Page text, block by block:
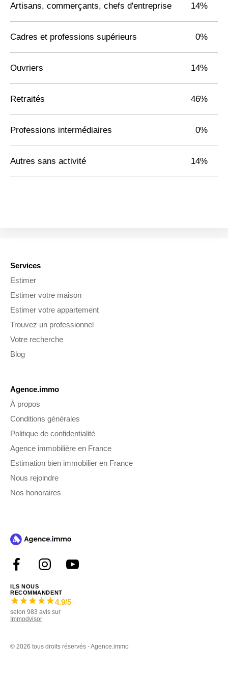
Artisans, commerçants, chefs d'entreprise 14%
Cadres et professions supérieurs 0%
Ouvriers 14%
Retraités 46%
Professions intermédiaires 0%
Autres sans activité 14%
Services
Estimer
Estimer votre maison
Estimer votre appartement
Trouvez un professionnel
Votre recherche
Blog
Agence.immo
À propos
Conditions générales
Politique de confidentialité
Agence immobilière en France
Estimation bien immobilier en France
Nous rejoindre
Nos honoraires
ILS NOUS
RECOMMANDENT
4.9/5
selon 983 avis sur
Immodvisor
© 2026 tous droits réservés - Agence.immo